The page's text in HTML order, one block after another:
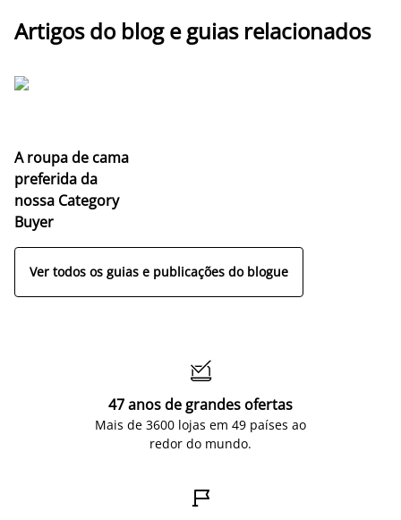
Artigos do blog e guias relacionados
A roupa de cama
preferida da
nossa Category
Buyer
Ver todos os guias e publicações do blogue

47 anos de grandes ofertas
Mais de 3600 lojas em 49 países ao
redor do mundo.
